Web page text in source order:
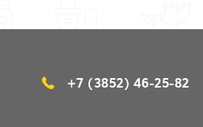
+7 (3852) 46-25-82